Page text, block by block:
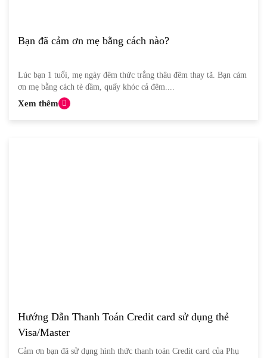
Bạn đã cảm ơn mẹ bằng cách nào?
Lúc bạn 1 tuổi, mẹ ngày đêm thức trắng thâu đêm thay tã. Bạn cám
ơn mẹ bằng cách tè dầm, quấy khóc cả đêm....
Xem thêm
Hướng Dẫn Thanh Toán Credit card sử dụng thẻ
Visa/Master
Cảm ơn bạn đã sử dụng hình thức thanh toán Credit card của Phụ